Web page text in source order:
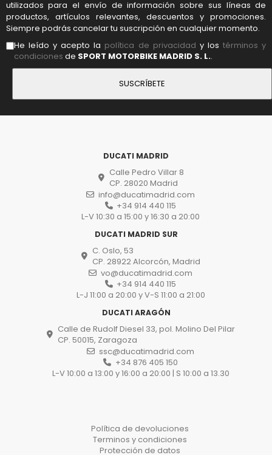
utilizados para el envío de información sobre sus líneas de
productos, artículos relevantes, descuentos y promociones.
Siempre podrás cancelar tu suscripción en cualquier momento.
He leído y acepto la política de privacidad y lostérminos y
condiciones de SPORT MOTORBIKE MADRID S. L..
DUCATI MADRID
Calle Pedro Villar 8
CP. 28020 Madrid
info@ducatimadrid.com
+34 914 440 115
L-V 10:30 a 15:00 y 16:30 a 20:00
DUCATI MADRID SUR
C. Oslo, 53
CP. 28922 Alcorcón, Madrid
vo@ducatimadrid.com
+34 914 440 115
L-J 11:00 a 20:00 y V-S 11:00 a 21:00
DUCATI ARAGÓN
Calle de Rudolf Diesel 33, pol. Molino Del Pilar
CP. 50015, Zaragoza
ssc@ducatimadrid.com
+34 876 405 150
L-V 10:00 a 13:00 y 16:00 a 20:00 | S 10:00 a 13.30
Política de devoluciones
Terminos y condiciones
Protección de datos